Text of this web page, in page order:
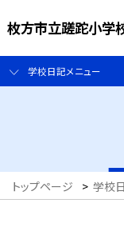
枚方市立蹉跎小学
学校日記メニュー
トップページ > 学校